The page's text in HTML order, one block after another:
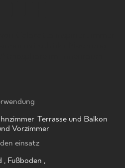
PROFIL
, Terrasse und Balkon
Vorzimmer
einsatz
, Fußboden ,